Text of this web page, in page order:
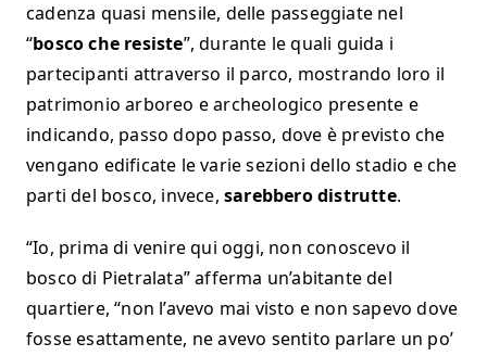
cadenza quasi mensile, delle passeggiate nel
“bosco che resiste”, durante le quali guida i
partecipanti attraverso il parco, mostrando loro il
patrimonio arboreo e archeologico presente e
indicando, passo dopo passo, dove è previsto che
vengano edificate le varie sezioni dello stadio e che
parti del bosco, invece, sarebbero distrutte.
“Io, prima di venire qui oggi, non conoscevo il
bosco di Pietralata” afferma un’abitante del
quartiere, “non l’avevo mai visto e non sapevo dove
fosse esattamente, ne avevo sentito parlare un po’